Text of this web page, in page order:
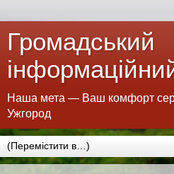
Громадський
Наша мета — Ваш комфорт
Ужгород